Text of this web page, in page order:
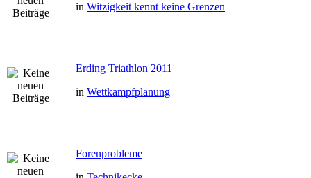
in Witzigkeit kennt keine Grenzen
Erding Triathlon 2011
in Wettkampfplanung
Forenprobleme